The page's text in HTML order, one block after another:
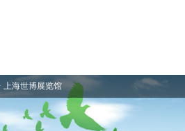
上海世博展览馆